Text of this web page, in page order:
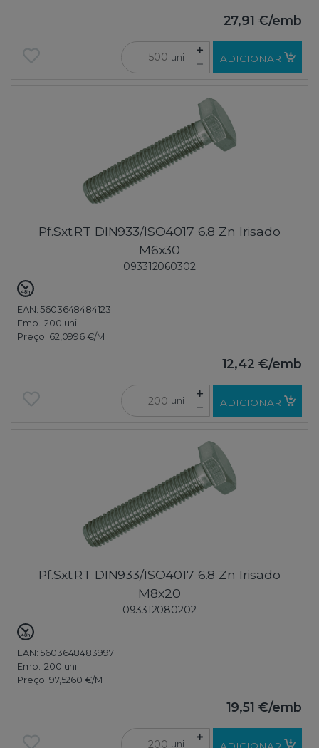
27,91 €/emb
uni ADICIONAR
Pf.Sxt.RT DIN933/ISO4017 6.8 Zn Irisado
M6x30
093312060302
EAN: 5603648484123
Emb.:200 uni
Preço: 62,0996 €/Ml
12,42 €/emb
uni ADICIONAR
Pf.Sxt.RT DIN933/ISO4017 6.8 Zn Irisado
M8x20
093312080202
EAN: 5603648483997
Emb.:200 uni
Preço: 97,5260 €/Ml
19,51 €/emb
uni ADICIONAR